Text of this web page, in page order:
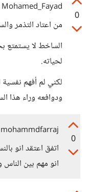
0
Mohamed_Fayad
من اعتاد التذمر
الساخط لا يستمتع
لحياته.
لكني لم أفهم
ودوافعه وراء هذا
0
mohammdfarraj
اتفق اعتقد انو
انو مهم بين الناس